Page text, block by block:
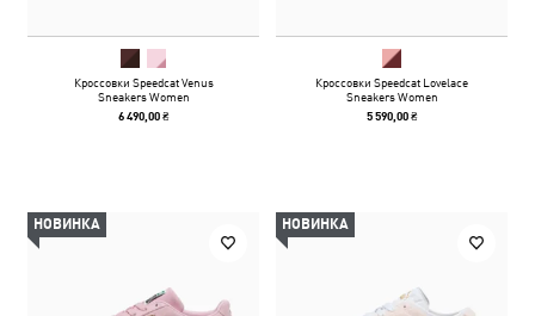
Кроссовки Speedcat Venus
Sneakers Women
6 490,00 ₴
Кроссовки Speedcat Lovelace
Sneakers Women
5 590,00 ₴
НОВИНКА НОВИНКА